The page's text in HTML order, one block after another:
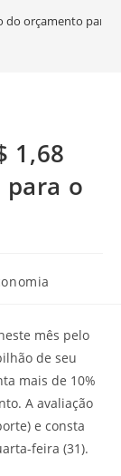
do orçamento para
1,68
o
mês pelo
de seu
mais de 10%
A avaliação
e consta
feira (31).